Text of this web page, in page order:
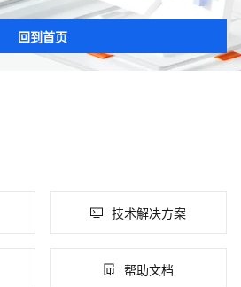
回到首页
技术解决方案
帮助文档